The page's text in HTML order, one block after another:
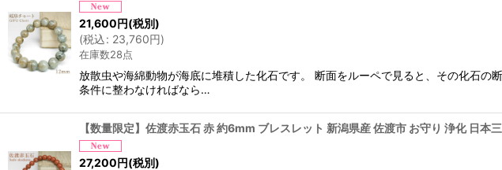
21,600円(税別)
(税込: 23,760円)
在庫数28点
放散虫や海綿動物が海底に堆積した化石です。 断面をルーペで見ると、その化石
条件に整わなければなら…
【数量限定】佐渡赤玉石 赤 約6mm ブレスレット 新潟県産 佐渡市 お守り 浄化 日本
27,200円(税別)